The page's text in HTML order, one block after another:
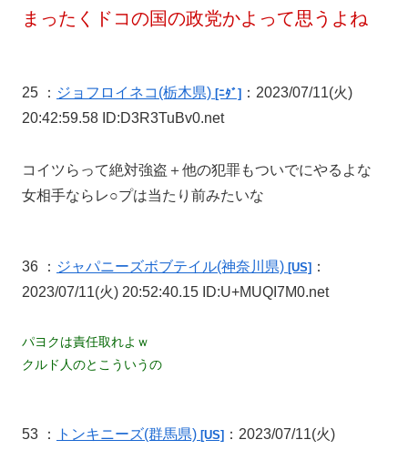
まったくドコの国の政党かよって思うよね
25 ： ジョフロイネコ (栃木県) [ﾆﾀﾞ] ：2023/07/11(火)
20:42:59.58 ID:D3R3TuBv0.net
コイツらって絶対強盗＋他の犯罪もついでにやるよな
女相手ならレ○プは当たり前みたいな
36 ： ジャパニーズボブテイル(神奈川県) [US] ：
2023/07/11(火) 20:52:40.15 ID:U+MUQI7M0.net
パヨクは責任取れよｗ
クルド人のとこういうの
53 ： トンキニーズ(群馬県) [US] ：2023/07/11(火)